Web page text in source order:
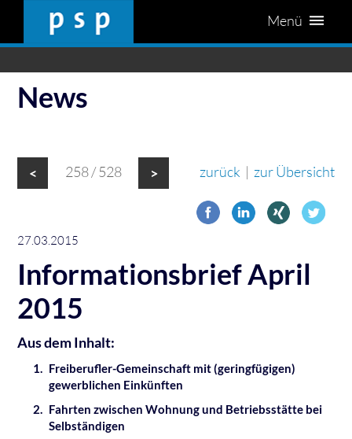
Menü
News
< 258 / 528 > zurück | zur Übersicht
27.03.2015
Informationsbrief April
2015
Aus dem Inhalt:
Freiberufler-Gemeinschaft mit (geringfügigen)
gewerblichen Einkünften
Fahrten zwischen Wohnung und Betriebsstätte bei
Selbständigen